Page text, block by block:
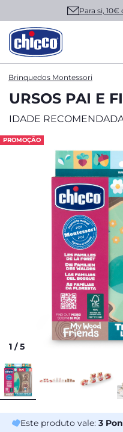
Para si,
Brinquedos Montessori
URSOS PAI E
IDADE
PROMOÇÃO
1 /5
Este produto vale: 3